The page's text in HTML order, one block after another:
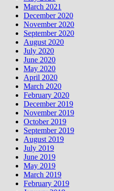
March 2021
December 2020
November 2020
September 2020
August 2020
July 2020
June 2020
May 2020
April 2020
March 2020
February 2020
December 2019
November 2019
October 2019
September 2019
August 2019
July 2019
June 2019
May 2019
March 2019
February 2019